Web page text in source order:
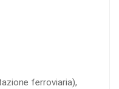
ferroviaria),